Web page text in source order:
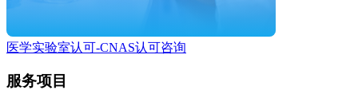
医学实验室认可-CNAS认可咨询
服务项目